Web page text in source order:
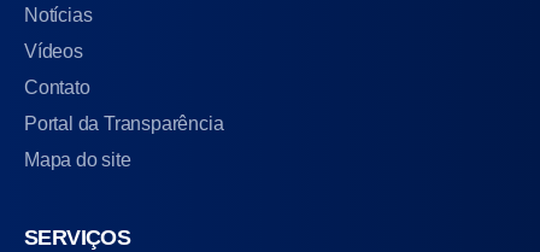
Notícias
Vídeos
Contato
Portal da Transparência
Mapa do site
SERVIÇOS